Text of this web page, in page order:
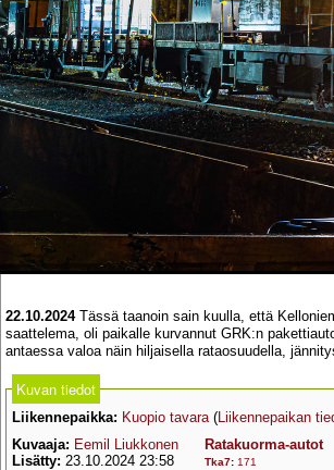
22.10.2024Tässä taanoin sain kuulla, että
saattelema, oli paikalle kurvannut GRK:n
antaessa valoa näin hiljaisella rataosuudella,
Kuvan tiedot
Liikennepaikka: Kuopio tavara (Liikennepaikan
Kuvaaja: Eemil Liukkonen
Lisätty: 23.10.2024 23:58
Ratakuorma-autot
Tka7: 171